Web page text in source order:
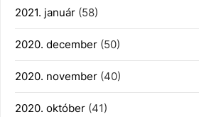
2021. január (58)
2020. december (50)
2020. november (40)
2020. október (41)